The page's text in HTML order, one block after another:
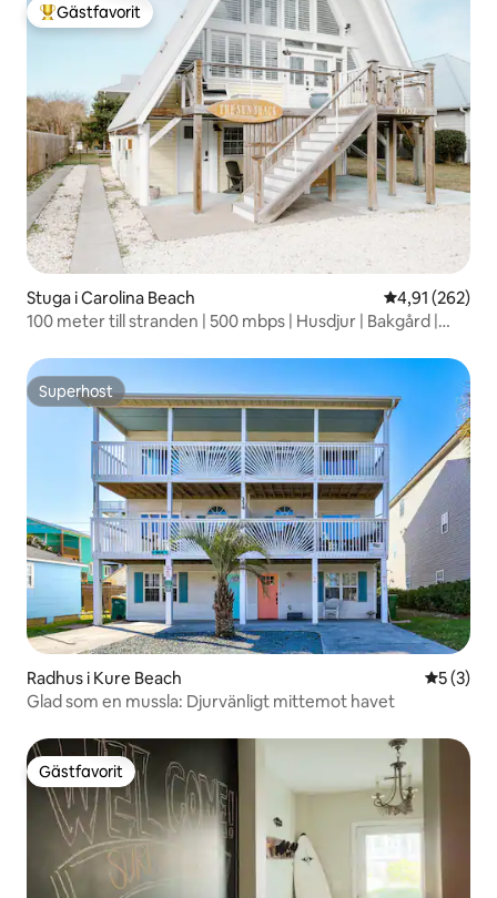
Populär gästfavorit
Gästfavorit
Stuga i Carolina Beach 4,91 av 5 i
4,91 (262)
100 meter till stranden | 500 mbps | Husdjur | Bakgård |
Superhost
Superhost
Radhus i Kure Beach 5 av 5 i
5 (3)
Glad som en mussla: Djurvänligt mittemot havet
Gästfavorit
Gästfavorit